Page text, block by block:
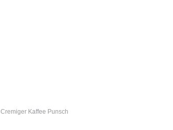
Cremiger Kaffee Punsch